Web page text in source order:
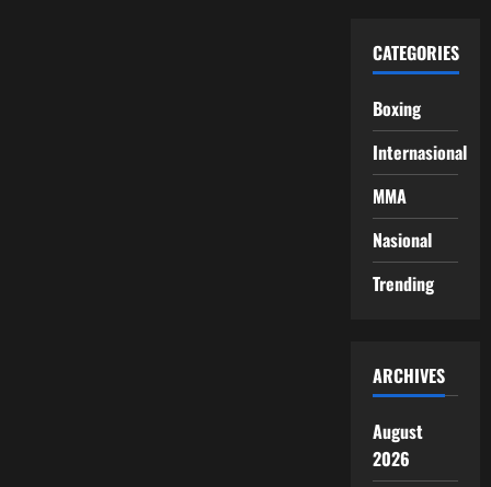
CATEGORIES
Boxing
Internasional
MMA
Nasional
Trending
ARCHIVES
August
2026